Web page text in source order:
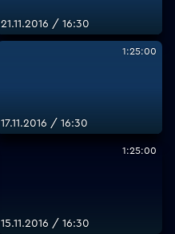
21.11.2016 / 16:30
1:25:00
17.11.2016 / 16:30
1:25:00
15.11.2016 / 16:30